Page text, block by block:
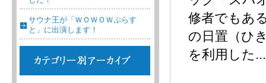
サウナ王が「ＷＯＷＯＷぷらす
と」に出演します！
修者でもあ
の日置（ひ
を利用した...